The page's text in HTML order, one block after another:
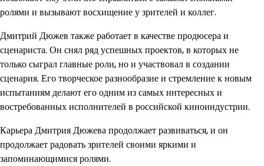
ролями и вызывают восхищение у зрителей и коллег.
Дмитрий Дюжев также работает в качестве продюсера и
сценариста. Он снял ряд успешных проектов, в которых не
только сыграл главные роли, но и участвовал в создании
сценария. Его творческое разнообразие и стремление к новым
испытаниям делают его одним из самых интересных и
востребованных исполнителей в российской киноиндустрии.
Карьера Дмитрия Дюжева продолжает развиваться, и он
продолжает радовать зрителей своими яркими и
запоминающимися ролями.